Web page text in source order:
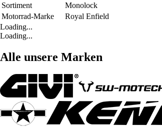
Sortiment
Monolock
Motorrad-Marke
Royal Enfield
Loading...
Loading...
Alle unsere Marken